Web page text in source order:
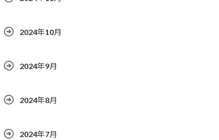
2024年10月
2024年9月
2024年8月
2024年7月